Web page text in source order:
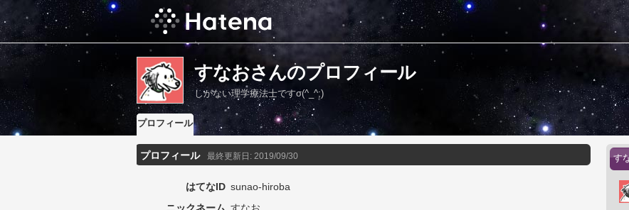
すなおさんのプロフィール
しがない理学療法士ですσ(^_^;)
プロフィール
プロフィール 最終更新日: 2019/09/30
はてなID sunao-hiroba
す